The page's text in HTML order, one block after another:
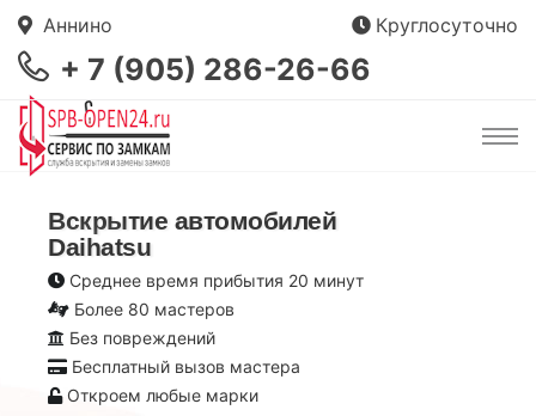
Аннино Круглосуточно
+ 7 (905) 286-26-66
Вскрытие автомобилей
Daihatsu
Среднее время прибытия 20 минут
Более 80 мастеров
Без повреждений
Бесплатный вызов мастера
Откроем любые марки